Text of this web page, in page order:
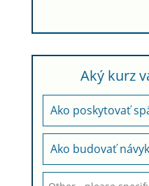
Aký kurz
Ako poskytovať
Ako budovať